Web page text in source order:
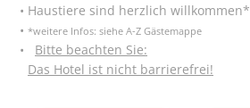
Haustiere sind herzlich willkommen*
*weitere Infos: siehe A-Z Gästemappe
Bitte beachten Sie:
Das Hotel ist nicht barrierefrei!